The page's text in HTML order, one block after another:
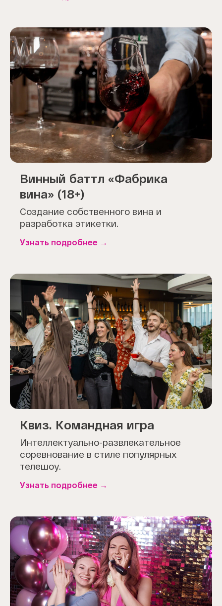
Винный баттл «Фабрика
вина» (18+)
Создание собственного вина и
разработка этикетки.
Узнать подробнее
Квиз. Командная игра
Интеллектуально-развлекательное
соревнование в стиле популярных
телешоу.
Узнать подробнее